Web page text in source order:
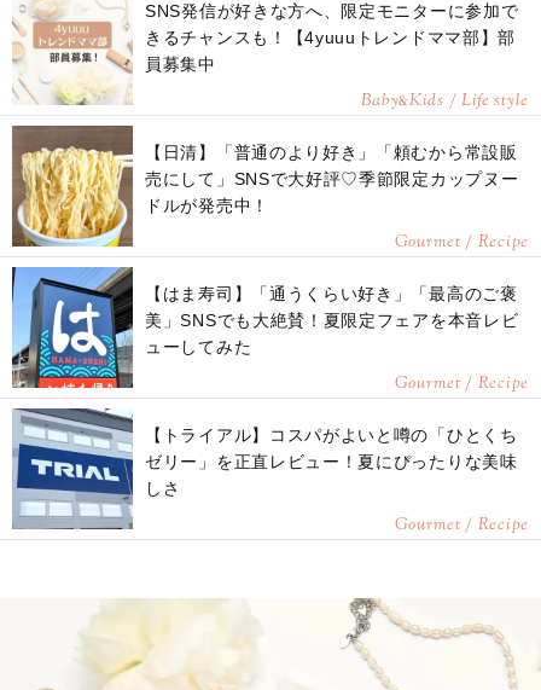
SNS発信が好きな方へ、限定モニターに参加で
きるチャンスも！【4yuuuトレンドママ部】部
員募集中
Baby&Kids / Life style
【日清】「普通のより好き」「頼むから常設販
売にして」SNSで大好評♡季節限定カップヌー
ドルが発売中！
Gourmet / Recipe
【はま寿司】「通うくらい好き」「最高のご褒
美」SNSでも大絶賛！夏限定フェアを本音レビ
ューしてみた
Gourmet / Recipe
【トライアル】コスパがよいと噂の「ひとくち
ゼリー」を正直レビュー！夏にぴったりな美味
しさ
Gourmet / Recipe